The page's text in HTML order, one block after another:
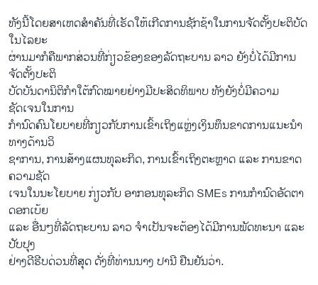
ທັງນີ້ໂດຍສາເຫດສຳຄັນທີ່ເຮັດໃຫ້ເກີດການຊັກຊ້າໃນການຈັດຕັ້ງປະຕິບັດ
ໃນໄລຍະ
ຜ່ານມາກໍຄືພາກສ່ວນທີ່ກ່ຽວຂ້ອງຂອງລັດຖະບານ ລາວ ຍັງບໍ່ໄດ້ມີການ
ຈັດຕັ້ງປະຕິ
ບັດບັນດານິຕິກຳໃຕ້ກົດໝາຍຢ່າງມີປະສິດທິພາບ ທັງຍັງບໍ່ມີຄວາມ
ຊັດເຈນໃນການ
ກຳນົດຄົນໂຍບາຍທີ່ກຽວກັບການເຂົ້າເຖິງແຫຼ່ງເງິນທຶນຂາດການແນະນຳ
ທາງດ້ານວິ
ຊາການ, ການສ້າງແຜນທຸລະກິດ, ການເຂົ້າເຖິງຕະຫຼາດ ແລະ ການຂາດ
ຄວາມຊັດ
ເຈນໃນນະໂຍບາຍ ກ່ຽວກັບ ອາກອນທຸລະກິດ SMEs ການກຳນົດອັດຕາ
ດອກເບ້ຍ
ແລະ ອື່ນໆທີ່ລັດຖະບານ ລາວ ຈຳເປັນຈະຕ້ອງໄດ້ມີການພັດທະນາ ແລະ
ປັບປຸງ
ຢ່າງດີຮີບດ່ວນທີ່ສຸດ ດັ່ງທີ່ທ່ານນາງ ປານີ ຢືນຢັນວ່າ.